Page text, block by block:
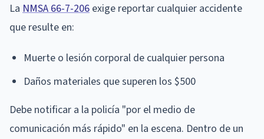
La NMSA 66-7-206 exige reportar cualquier accidente
que resulte en:
Muerte o lesión corporal de cualquier persona
Daños materiales que superen los $500
Debe notificar a la policía "por el medio de
comunicación más rápido" en la escena. Dentro de un